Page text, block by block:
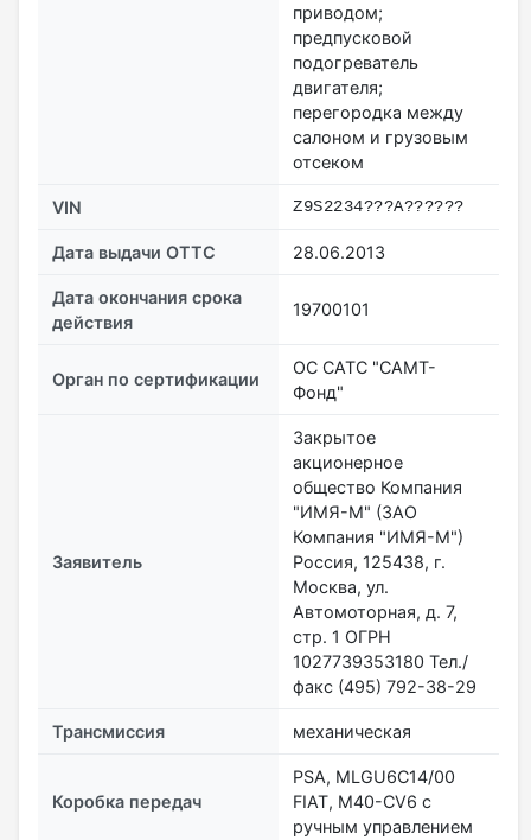
приводом;
предпусковой
подогреватель
двигателя;
перегородка между
салоном и грузовым
отсеком
VIN Z9S2234???A??????
Дата выдачи ОТТС 28.06.2013
Дата окончания срока
действия
19700101
Орган по сертификации
ОС САТС "САМТ-
Фонд"
Заявитель
Закрытое
акционерное
общество Компания
"ИМЯ-М" (ЗАО
Компания "ИМЯ-М")
Россия, 125438, г.
Москва, ул.
Автомоторная, д. 7,
стр. 1 ОГРН
1027739353180 Тел./
факс (495) 792-38-29
Трансмиссия механическая
Коробка передач
PSA, MLGU6C14/00
FIAT, M40-CV6 с
ручным управлением